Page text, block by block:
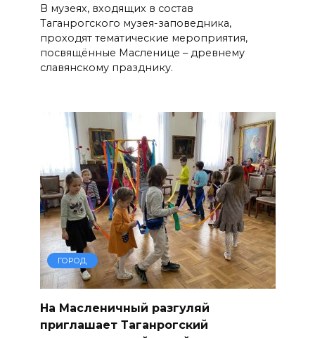
В музеях, входящих в состав
Таганрогского музея-заповедника,
проходят тематические мероприятия,
посвящённые Масленице – древнему
славянскому празднику.
ГОРОД
На Масленичный разгуляй
приглашает Таганрогский